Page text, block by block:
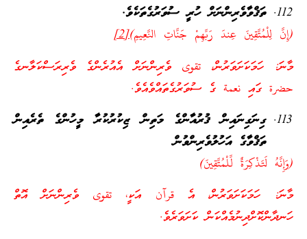
ތަޤްވާވެރިންނަށް ހުރީ ސުވަރުގެތަކެވެ.
(إِنَّ لِلْمُتَّقِينَ عِندَ رَبِّهِمْ جَنَّاتِ النَّعِيمِ)[2]
މާނަ: ހަމަކަށަވަރުން، تقوى ވެރިންނަށް އެއުރެންގެ ވެރިރަސްކަލާނގެ
حضرة ގައި نعمة ގެ ސުވަރުގެތައްވެއެވެ.
ގިނަގިނައިން ޤުރުއާންގެ މަތިން ޒިކުރުކުރާ މީހުންގެ ތެރެއިން
ތަޤްވާގެ އަހުލުވެރިންވުން
(وَإِنَّهُ لَتَذْكِرَةٌ لِّلْمُتَّقِينَ)
މާނަ: ހަމަކަށަވަރުން، އެ قرآن އަކީ، تقوى ވެރިންނަށް އޮތް
ހަނދާންކޮށްދިނުމެއްކަން ކަށަވަރެވެ.